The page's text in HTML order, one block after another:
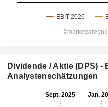
Dividende / Aktie (DPS) -
Analystenschätzungen